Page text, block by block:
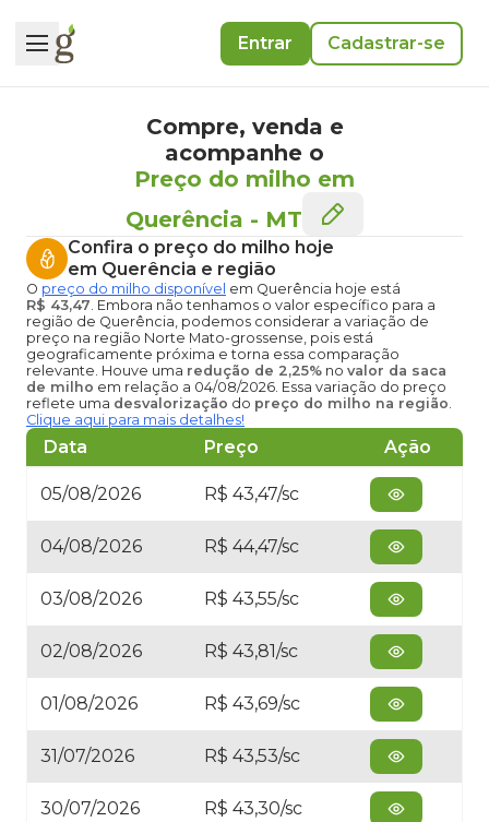
Entrar Cadastrar-se
Compre, venda e
acompanhe o
Preço do milho em
Querência - MT
Confira o preço do milho hoje
em Querência e região
O preço do milho disponível em Querência hoje está
R$ 43,47. Embora não tenhamos o valor específico para a
região de Querência, podemos considerar a variação de
preço na região Norte Mato-grossense, pois está
geograficamente próxima e torna essa comparação
relevante. Houve uma redução de 2,25% no valor da saca
de milho em relação a 04/08/2026. Essa variação do preço
reflete uma desvalorização do preço do milho na região.
Clique aqui para mais detalhes!
Data Preço Ação
05/08/2026 R$ 43,47/sc
04/08/2026 R$ 44,47/sc
03/08/2026 R$ 43,55/sc
02/08/2026 R$ 43,81/sc
01/08/2026 R$ 43,69/sc
31/07/2026 R$ 43,53/sc
30/07/2026 R$ 43,30/sc